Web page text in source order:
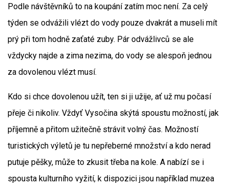
Podle návštěvníků to na koupání zatím moc není. Za celý
týden se odvážili vlézt do vody pouze dvakrát a museli mít
prý při tom hodně zaťaté zuby. Pár odvážlivců se ale
vždycky najde a zima nezima, do vody se alespoň jednou
za dovolenou vlézt musí.
Kdo si chce dovolenou užít, ten si ji užije, ať už mu počasí
přeje či nikoliv. Vždyť Vysočina skýtá spoustu možností, jak
příjemně a přitom užitečně strávit volný čas. Možností
turistických výletů je tu nepřeberné množství a kdo nerad
putuje pěšky, může to zkusit třeba na kole. A nabízí se i
spousta kulturního vyžití, k dispozici jsou například muzea